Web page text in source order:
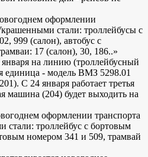
оформлении
стали: троллейбусы с
999 (салон), автобус с
17 (салон), 30, 186..»
на линию (троллейбусный
- модель ВМЗ 5298.01
С 24 января работает третья
машина (204) будет выходить на
оформлении транспорта
стали: троллейбус с бортовым
номером 341 и 509, трамвай